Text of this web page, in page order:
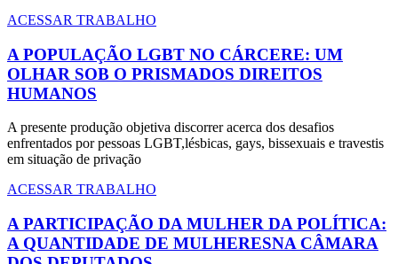
ACESSAR TRABALHO
A POPULAÇÃO LGBT NO CÁRCERE: UM
OLHAR SOB O PRISMADOS DIREITOS
HUMANOS
A presente produção objetiva discorrer acerca dos desafios
enfrentados por pessoas LGBT,lésbicas, gays, bissexuais e travestis
em situação de privação
ACESSAR TRABALHO
A PARTICIPAÇÃO DA MULHER DA POLÍTICA:
A QUANTIDADE DE MULHERESNA CÂMARA